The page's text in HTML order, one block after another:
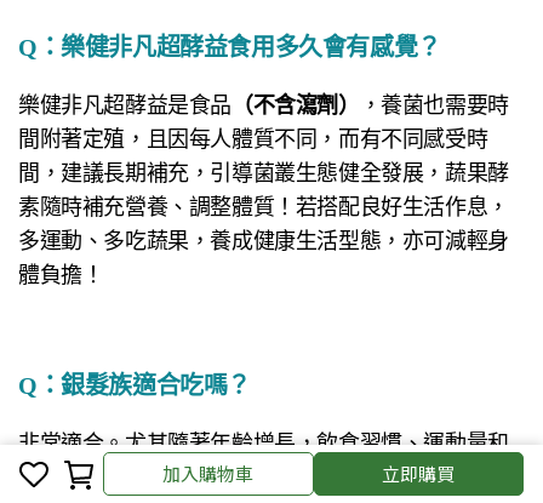
加入購物車 立即購買
Q：樂健非凡超酵益食用多久會有感覺？
樂健非凡超酵益是食品 （不含瀉劑）
，養菌也需要時
間附著定殖，且因每人體質不同，而有不同感受時
間，建議長期補充，引導菌叢生態健全發展，蔬果酵
素隨時補充營養、調整體質！若搭配良好生活作息，
多運動、多吃蔬果，養成健康生活型態，亦可減輕身
體負擔！
Q：銀髮族適合吃嗎？
非常適合。尤其隨著年齡增長，飲食習慣、運動量和
體內菌相的改變，長輩更應該定時補好菌，樂健非凡